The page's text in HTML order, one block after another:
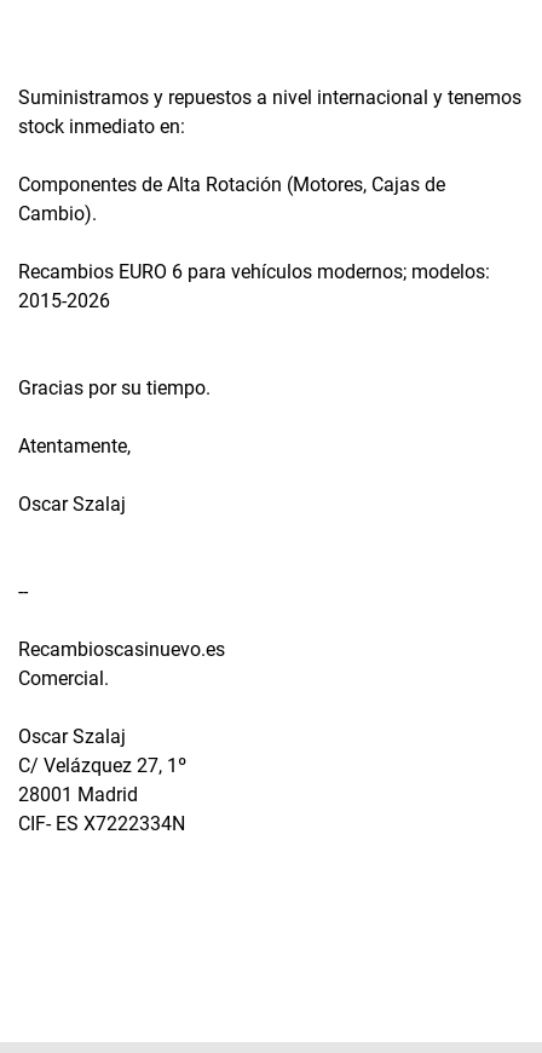
Suministramos y repuestos a nivel internacional y tenemos
stock inmediato en:
Componentes de Alta Rotación (Motores, Cajas de
Cambio).
Recambios EURO 6 para vehículos modernos; modelos:
2015-2026
Gracias por su tiempo.
Atentamente,
Oscar Szalaj
--
Recambioscasinuevo.es
Comercial.
Oscar Szalaj
C/ Velázquez 27, 1º
28001 Madrid
CIF- ES X7222334N